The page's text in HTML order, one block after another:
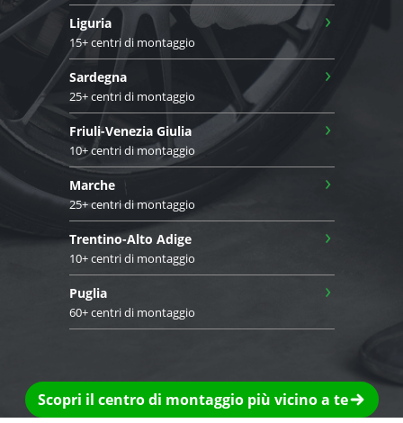
Liguria
15+ centri di montaggio
›
Sardegna
25+ centri di montaggio
›
Friuli-Venezia Giulia
10+ centri di montaggio
›
Marche
25+ centri di montaggio
›
Trentino-Alto Adige
10+ centri di montaggio
›
Puglia
60+ centri di montaggio
›
Scopri il centro di montaggio più vicino a te